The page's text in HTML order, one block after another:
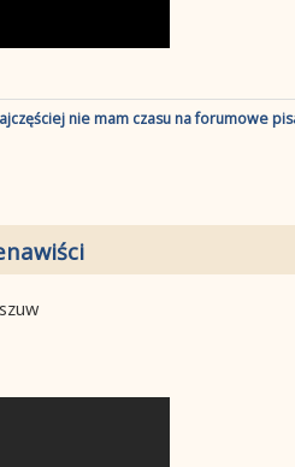
nie mam czasu na forumowe